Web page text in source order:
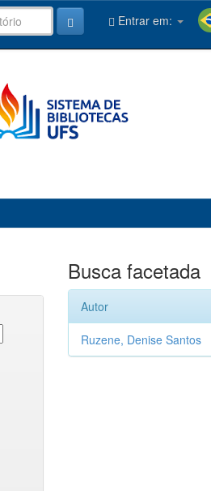
Entrar em:
Busca facetada
Autor
Ruzene, Denise Santos